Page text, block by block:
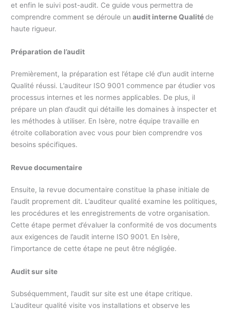
et enfin le suivi post-audit. Ce guide vous permettra de
comprendre comment se déroule un audit interne Qualitéde
haute rigueur.
Préparation de l’audit
Premièrement, la préparation est l’étape clé d’un audit interne
Qualité réussi. L’auditeur ISO 9001 commence par étudier vos
processus internes et les normes applicables. De plus, il
prépare un plan d’audit qui détaille les domaines à inspecter et
les méthodes à utiliser. En Isère, notre équipe travaille en
étroite collaboration avec vous pour bien comprendre vos
besoins spécifiques.
Revue documentaire
Ensuite, la revue documentaire constitue la phase initiale de
l’audit proprement dit. L’auditeur qualité examine les politiques,
les procédures et les enregistrements de votre organisation.
Cette étape permet d’évaluer la conformité de vos documents
aux exigences de l’audit interne ISO 9001. En Isère,
l’importance de cette étape ne peut être négligée.
Audit sur site
Subséquemment, l’audit sur site est une étape critique.
L’auditeur qualité visite vos installations et observe les